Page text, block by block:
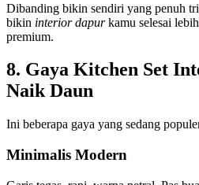
Dibanding bikin sendiri yang penuh
bikin interior dapurkamu selesai
premium.
8. Gaya Kitchen Set
Naik Daun
Ini beberapa gaya yang sedang
Minimalis Modern